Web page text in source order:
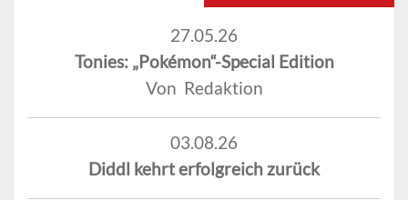
27.05.26
Tonies: „Pokémon“-Special Edition
Von Redaktion
03.08.26
Diddl kehrt erfolgreich zurück